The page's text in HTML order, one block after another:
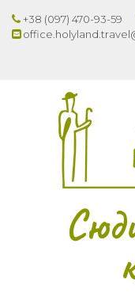
+38 (097) 470-93-59